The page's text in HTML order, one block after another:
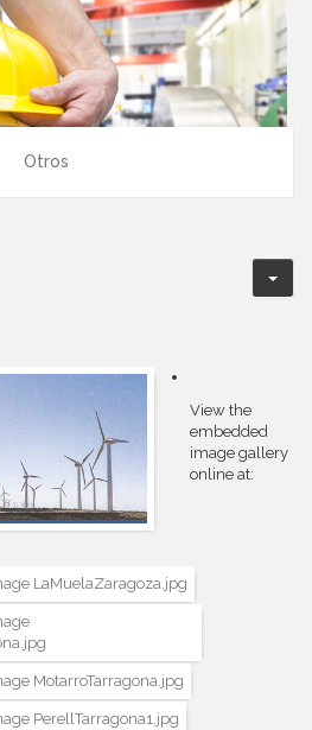
Otros
View the
embedded
image gallery
online at: